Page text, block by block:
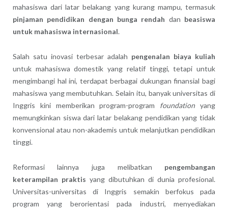
mahasiswa dari latar belakang yang kurang mampu, termasuk
pinjaman pendidikan dengan bunga rendah dan beasiswa
untuk mahasiswa internasional.
Salah satu inovasi terbesar adalah pengenalan biaya kuliah
untuk mahasiswa domestik yang relatif tinggi, tetapi untuk
mengimbangi hal ini, terdapat berbagai dukungan finansial bagi
mahasiswa yang membutuhkan. Selain itu, banyak universitas di
Inggris kini memberikan program-program foundation yang
memungkinkan siswa dari latar belakang pendidikan yang tidak
konvensional atau non-akademis untuk melanjutkan pendidikan
tinggi.
Reformasi lainnya juga melibatkan pengembangan
keterampilan praktis yang dibutuhkan di dunia profesional.
Universitas-universitas di Inggris semakin berfokus pada
program yang berorientasi pada industri, menyediakan